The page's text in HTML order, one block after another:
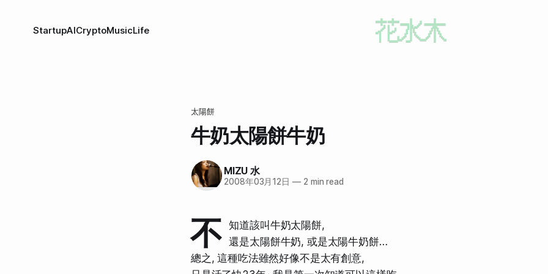
StartupAICryptoMusicLife
太陽餅
牛奶太陽餅牛奶
MIZU 水
2008年03月12日 —2 min read
不 知道該叫牛奶太陽餅,
還是太陽餅牛奶, 或是太陽牛奶餅…
總之, 這種吃法雖然好像不是太有創意,